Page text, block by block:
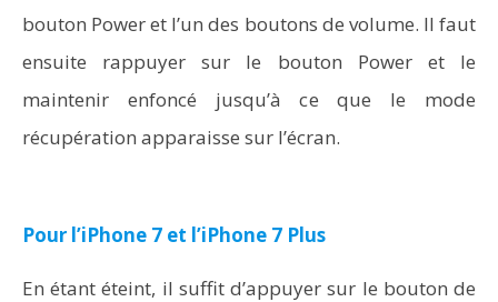
bouton Power et l’un des boutons de volume. Il faut
ensuite rappuyer sur le bouton Power et le
maintenir enfoncé jusqu’à ce que le mode
récupération apparaisse sur l’écran.
Pour l’iPhone 7 et l’iPhone 7 Plus
En étant éteint, il suffit d’appuyer sur le bouton de